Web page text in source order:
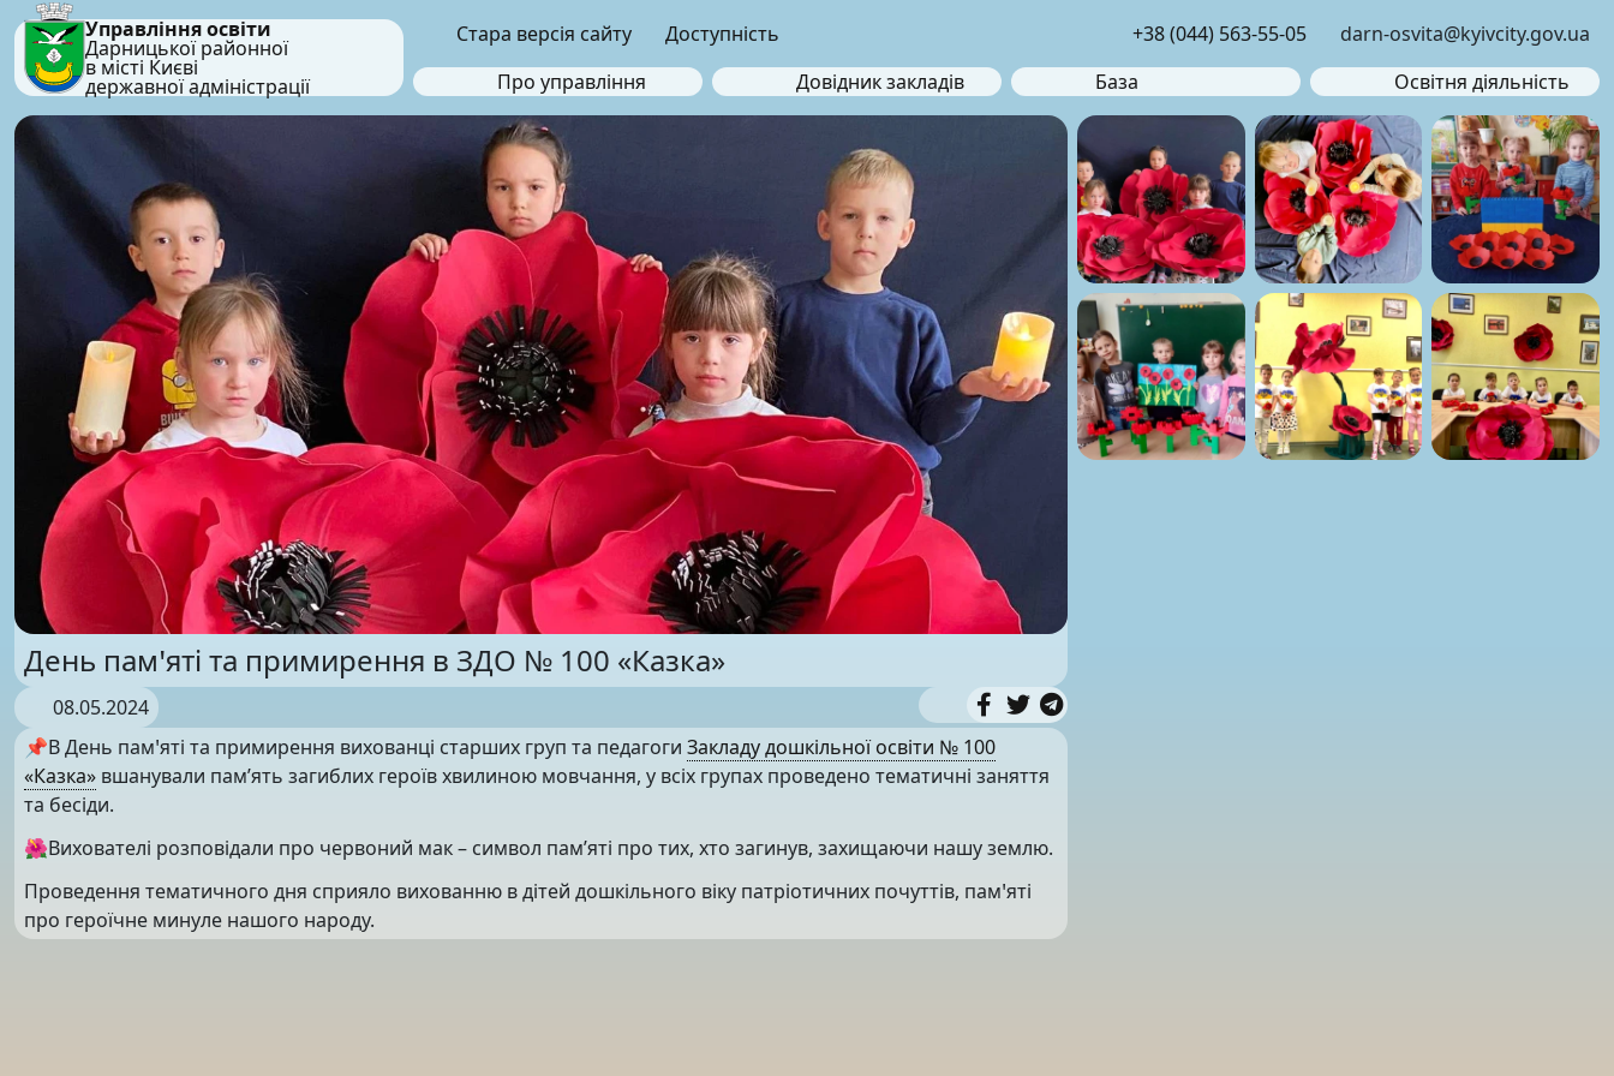
Управління освіти
Дарницької районної
в місті Києві
державної адміністрації
Стара версія сайту Доступність +38 (044) 563-55-05
darn-osvita@kyivcity.gov.ua
Про управління
Довідник закладів База Освітня діяльність
День памꞌяті та примирення в ЗДО № 100 «Казка»
08.05.2024
📌В День памꞌяті та примирення вихованці старших груп та педагоги Закладу дошкільної освіти № 100
«Казка» вшанували пам’ять загиблих героїв хвилиною мовчання, у всіх групах проведено тематичні заняття
та бесіди.
🌺Вихователі розповідали про червоний мак – символ пам’яті про тих, хто загинув, захищаючи нашу землю.
Проведення тематичного дня сприяло вихованню в дітей дошкільного віку патріотичних почуттів, памꞌяті
про героїчне минуле нашого народу.